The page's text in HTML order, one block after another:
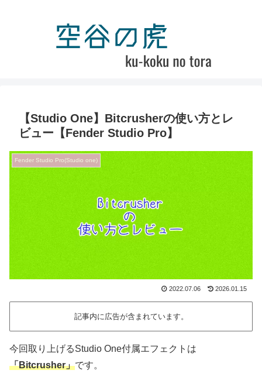
【Studio One】Bitcrusherの使い方とレ
ビュー【Fender Studio Pro】
Fender Studio Pro(Studio one)
2022.07.06 2026.01.15
記事内に広告が含まれています。
今回取り上げるStudio One付属エフェクトは
「Bitcrusher」です。